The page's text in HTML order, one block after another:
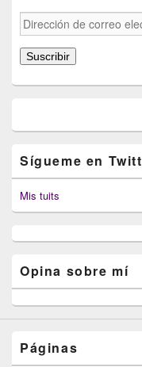
Dirección
de
correo
electrónico
Suscribir
Sígueme en
Mis tuits
Opina sobre mí
Páginas